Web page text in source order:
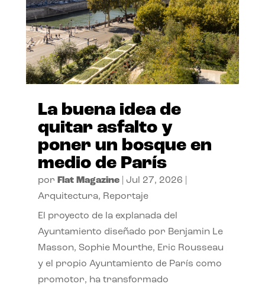
La buena idea de
quitar asfalto y
poner un bosque en
medio de París
por Flat Magazine| Jul 27, 2026
Arquitectura, Reportaje
El proyecto de la explanada del
Ayuntamiento diseñado por Benjamin Le
Masson, Sophie Mourthe, Eric Rousseau
y el propio Ayuntamiento de París como
promotor, ha transformado